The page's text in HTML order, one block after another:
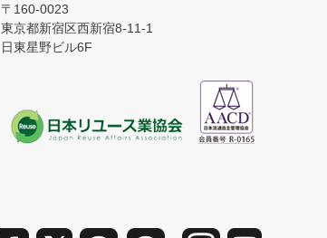
160-0023
東京都新宿区西新宿8-11-1
日東星野ビル6F